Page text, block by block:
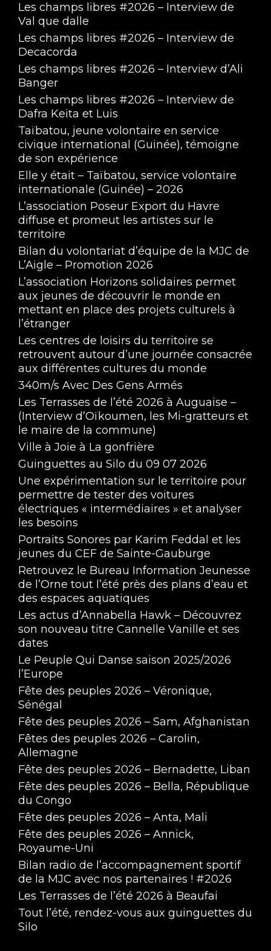
Les champs libres #2026 – Interview de
Val que dalle
Les champs libres #2026 – Interview de
Decacorda
Les champs libres #2026 – Interview d’Ali
Banger
Les champs libres #2026 – Interview de
Dafra Keita et Luis
Taïbatou, jeune volontaire en service
civique international (Guinée), témoigne
de son expérience
Elle y était – Taïbatou, service volontaire
internationale (Guinée) – 2026
L’association Poseur Export du Havre
diffuse et promeut les artistes sur le
territoire
Bilan du volontariat d’équipe de la MJC de
L’Aigle – Promotion 2026
L’association Horizons solidaires permet
aux jeunes de découvrir le monde en
mettant en place des projets culturels à
l’étranger
Les centres de loisirs du territoire se
retrouvent autour d’une journée consacrée
aux différentes cultures du monde
340m/s Avec Des Gens Armés
Les Terrasses de l’été 2026 à Auguaise –
(Interview d’Oïkoumen, les Mi-gratteurs et
le maire de la commune)
Ville à Joie à La gonfrière
Guinguettes au Silo du 09 07 2026
Une expérimentation sur le territoire pour
permettre de tester des voitures
électriques « intermédiaires » et analyser
les besoins
Portraits Sonores par Karim Feddal et les
jeunes du CEF de Sainte-Gauburge
Retrouvez le Bureau Information Jeunesse
de l’Orne tout l’été près des plans d’eau et
des espaces aquatiques
Les actus d’Annabella Hawk – Découvrez
son nouveau titre Cannelle Vanille et ses
dates
Le Peuple Qui Danse saison 2025/2026
l’Europe
Fête des peuples 2026 – Véronique,
Sénégal
Fête des peuples 2026 – Sam, Afghanistan
Fêtes des peuples 2026 – Carolin,
Allemagne
Fête des peuples 2026 – Bernadette, Liban
Fête des peuples 2026 – Bella, République
du Congo
Fête des peuples 2026 – Anta, Mali
Fête des peuples 2026 – Annick,
Royaume-Uni
Bilan radio de l’accompagnement sportif
de la MJC avec nos partenaires ! #2026
Les Terrasses de l’été 2026 à Beaufai
Tout l’été, rendez-vous aux guinguettes du
Silo